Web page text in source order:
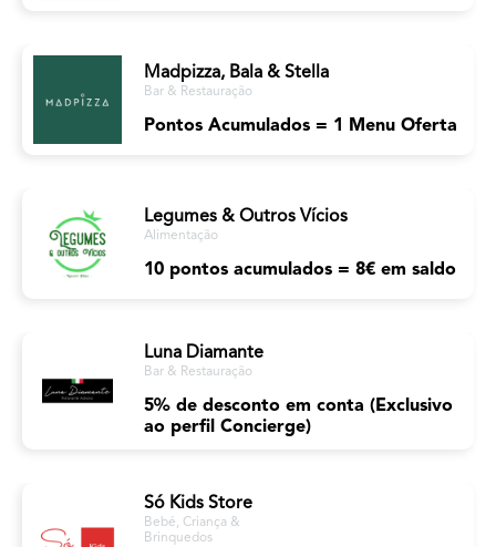
Madpizza, Bala & Stella
Bar & Restauração
Pontos Acumulados = 1 Menu Oferta
Legumes & Outros Vícios
Alimentação
10 pontos acumulados = 8€ em saldo
Luna Diamante
Bar & Restauração
5% de desconto em conta (Exclusivo
ao perfil Concierge)
Só Kids Store
Bebé, Criança &
Brinquedos